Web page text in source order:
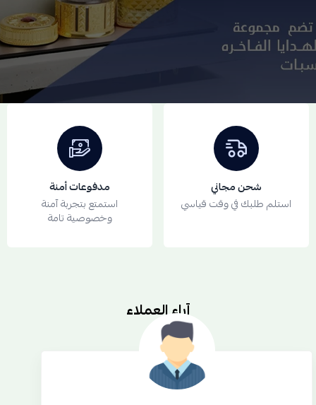
شحن مجاني
استلم طلبك في وقت قياسي
مدفوعات أمنة
استمتع بتجربة آمنة
وخصوصية تامة
آراء العملاء